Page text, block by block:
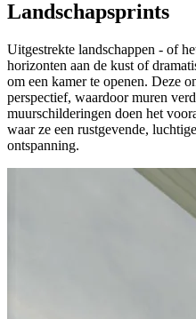
Landschapsprints
Uitgestrekte landschappen - of
horizonten aan de kust of
om een kamer te openen. Deze
perspectief, waardoor muren
muurschilderingen doen het
waar ze een rustgevende,
ontspanning.